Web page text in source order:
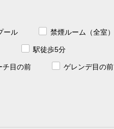
ール 禁煙ルーム（全室）
駅徒歩5分
チ目の前 ゲレンデ目の前